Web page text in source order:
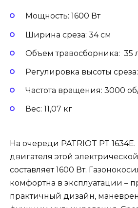
Мощность: 1600 Вт
Ширина среза: 34 см
Объем травосборника: 35
Регулировка высоты
Частота вращения: 3000
Вес: 11,07 кг
На очереди PATRIOT PT
двигателя этой
составляет 1600 Вт.
комфортна в эксплуатации –
практичный дизайн,